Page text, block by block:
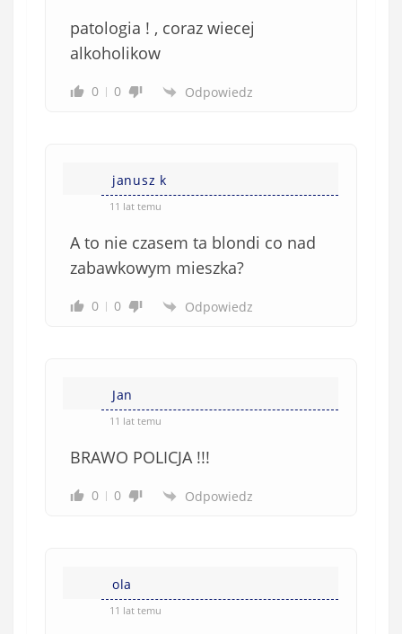
patologia ! , coraz wiecej
alkoholikow
0 0 Odpowiedz
janusz k
11 lat temu
A to nie czasem ta blondi co nad
zabawkowym mieszka?
0 0 Odpowiedz
Jan
11 lat temu
BRAWO POLICJA !!!
0 0 Odpowiedz
ola
11 lat temu